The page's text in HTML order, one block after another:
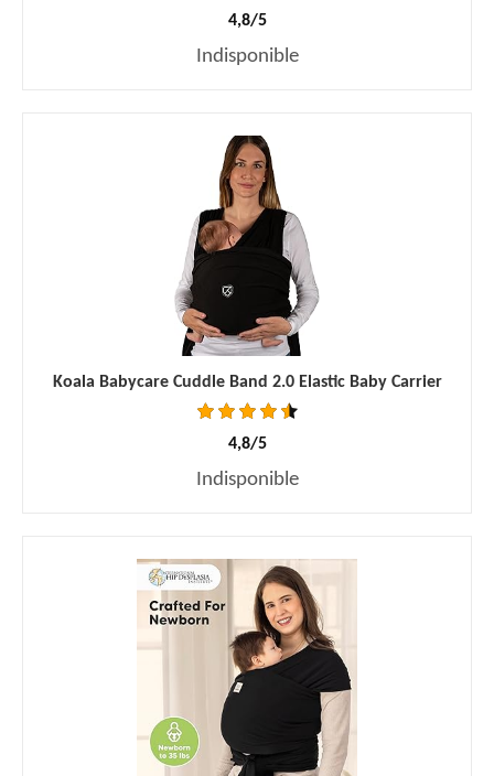
4,8/5
Indisponible
Koala Babycare Cuddle Band 2.0 Elastic Baby Carrier
4,8/5
Indisponible